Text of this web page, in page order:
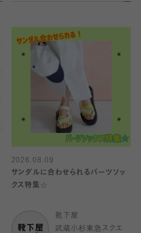
2026.08.09
サンダルに合わせられるパーツソッ
クス特集☆
靴下屋
武蔵小杉東急スクエ